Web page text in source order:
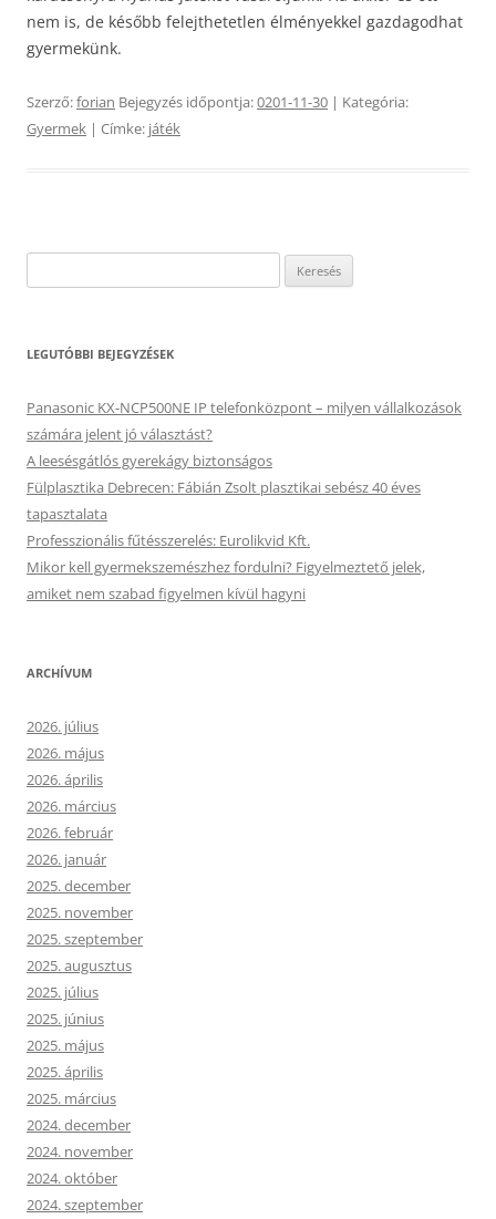
nem is, de később felejthetetlen élményekkel gazdagodhat
gyermekünk.
Szerző:forian Bejegyzés időpontja:0201-11-30 | Kategória:
Gyermek | Címke: játék
LEGUTÓBBI BEJEGYZÉSEK
Panasonic KX-NCP500NE IP telefonközpont – milyen vállalkozások
számára jelent jó választást?
A leesésgátlós gyerekágy biztonságos
Fülplasztika Debrecen: Fábián Zsolt plasztikai sebész 40 éves
tapasztalata
Professzionális fűtésszerelés: Eurolikvid Kft.
Mikor kell gyermekszemészhez fordulni? Figyelmeztető jelek,
amiket nem szabad figyelmen kívül hagyni
ARCHÍVUM
2026. július
2026. május
2026. április
2026. március
2026. február
2026. január
2025. december
2025. november
2025. szeptember
2025. augusztus
2025. július
2025. június
2025. május
2025. április
2025. március
2024. december
2024. november
2024. október
2024. szeptember